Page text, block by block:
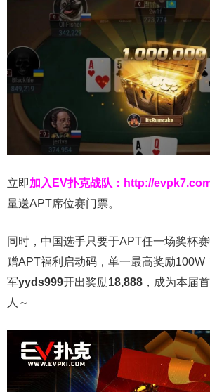
立即加入EV扑克战队： http://
量送APT席位赛门票。
同时，中国选手只要于APT任一场奖杯
赠APT福利启动码，单一最高奖励100W
军yyds999开出奖励18,888 ，成为本届
人～